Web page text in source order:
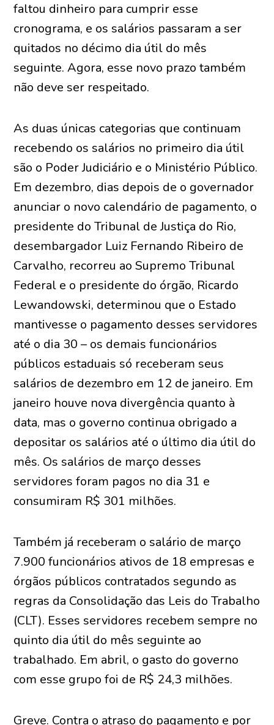
faltou dinheiro para cumprir esse
cronograma, e os salários passaram a ser
quitados no décimo dia útil do mês
seguinte. Agora, esse novo prazo também
não deve ser respeitado.
As duas únicas categorias que continuam
recebendo os salários no primeiro dia útil
são o Poder Judiciário e o Ministério Público.
Em dezembro, dias depois de o governador
anunciar o novo calendário de pagamento, o
presidente do Tribunal de Justiça do Rio,
desembargador Luiz Fernando Ribeiro de
Carvalho, recorreu ao Supremo Tribunal
Federal e o presidente do órgão, Ricardo
Lewandowski, determinou que o Estado
mantivesse o pagamento desses servidores
até o dia 30 – os demais funcionários
públicos estaduais só receberam seus
salários de dezembro em 12 de janeiro. Em
janeiro houve nova divergência quanto à
data, mas o governo continua obrigado a
depositar os salários até o último dia útil do
mês. Os salários de março desses
servidores foram pagos no dia 31 e
consumiram R$ 301 milhões.
Também já receberam o salário de março
7.900 funcionários ativos de 18 empresas e
órgãos públicos contratados segundo as
regras da Consolidação das Leis do Trabalho
(CLT). Esses servidores recebem sempre no
quinto dia útil do mês seguinte ao
trabalhado. Em abril, o gasto do governo
com esse grupo foi de R$ 24,3 milhões.
Greve. Contra o atraso do pagamento e por